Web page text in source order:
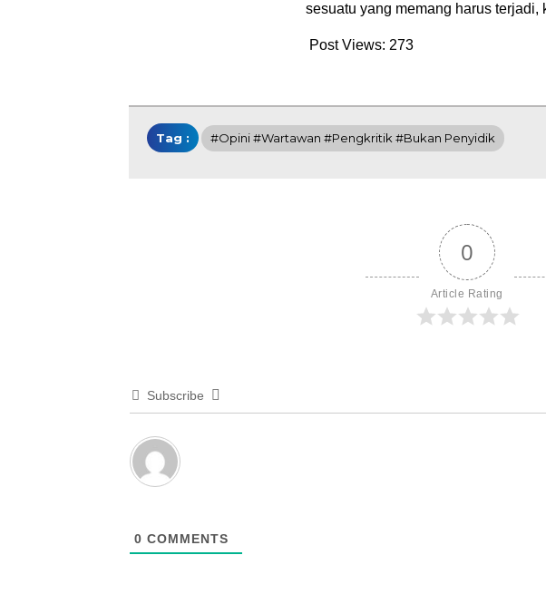
sesuatu yang memang harus terjadi,
Post Views: 273
Tag : #opini #wartawan #pengkritik #bukan Penyidik
0
Article Rating
Subscribe
0 COMMENTS